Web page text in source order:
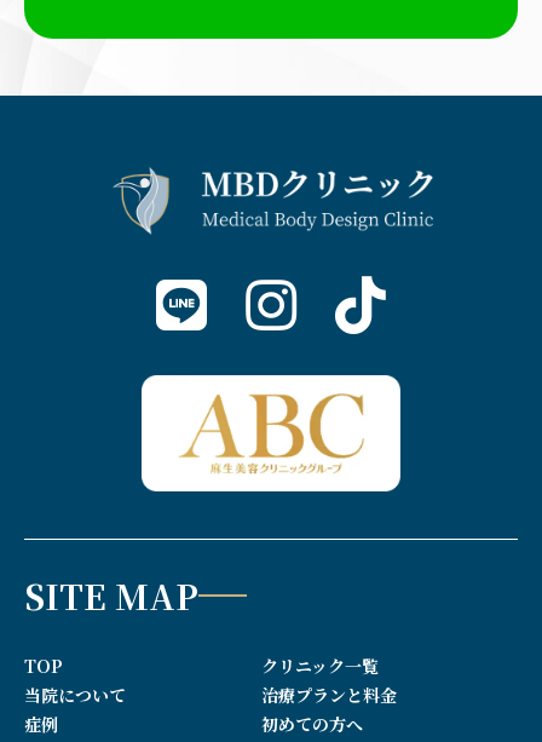
SITE MAP
TOP
クリニック一覧
当院について
治療プランと料金
症例
初めての方へ